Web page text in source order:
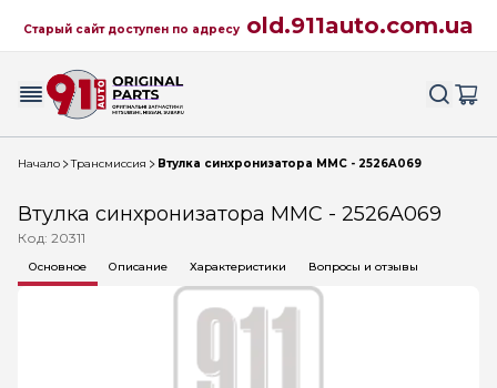
Старый сайт доступен по адресу old.911auto.com.ua
Начало Трансмиссия Втулка синхронизатора MMC - 2526A069
Втулка синхронизатора MMC - 2526A069
Код: 20311
Основное Описание Характеристики Вопросы и отзывы